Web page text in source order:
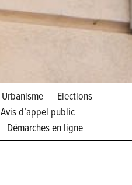
Urbanisme
Elections
Avis d’appel public
Démarches en ligne